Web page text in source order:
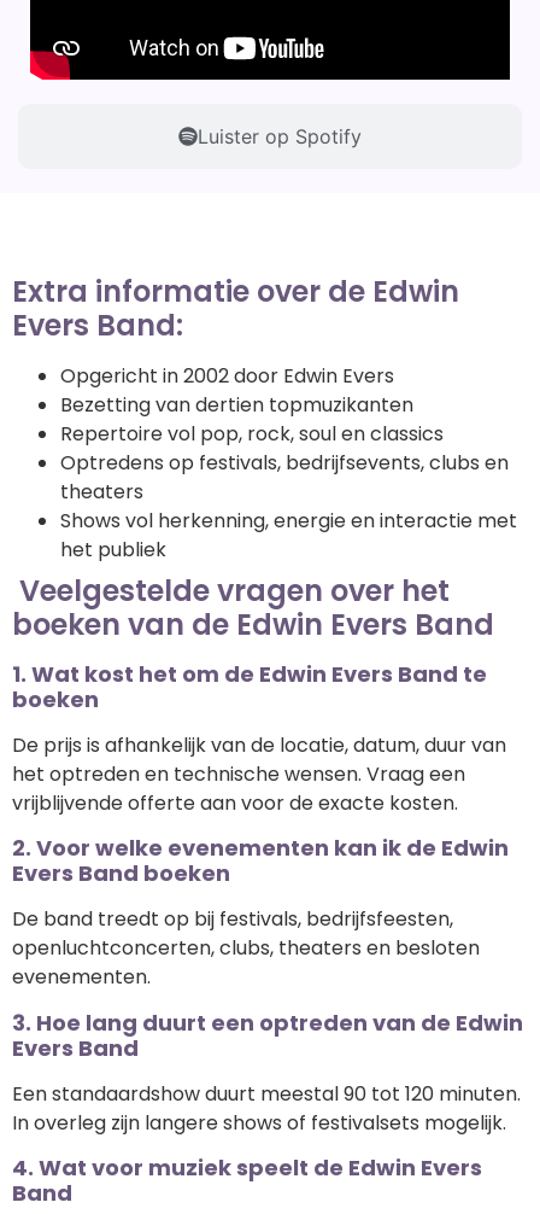
Luister op Spotify
Extra informatie over de Edwin
Evers Band:
Opgericht in 2002 door Edwin Evers
Bezetting van dertien topmuzikanten
Repertoire vol pop, rock, soul en classics
Optredens op festivals, bedrijfsevents, clubs en
theaters
Shows vol herkenning, energie en interactie met
het publiek
Veelgestelde vragen over het
boeken van de Edwin Evers Band
1. Wat kost het om de Edwin Evers Band te
boeken
De prijs is afhankelijk van de locatie, datum, duur van
het optreden en technische wensen. Vraag een
vrijblijvende offerte aan voor de exacte kosten.
2. Voor welke evenementen kan ik de Edwin
Evers Band boeken
De band treedt op bij festivals, bedrijfsfeesten,
openluchtconcerten, clubs, theaters en besloten
evenementen.
3. Hoe lang duurt een optreden van de Edwin
Evers Band
Een standaardshow duurt meestal 90 tot 120 minuten.
In overleg zijn langere shows of festivalsets mogelijk.
4. Wat voor muziek speelt de Edwin Evers
Band